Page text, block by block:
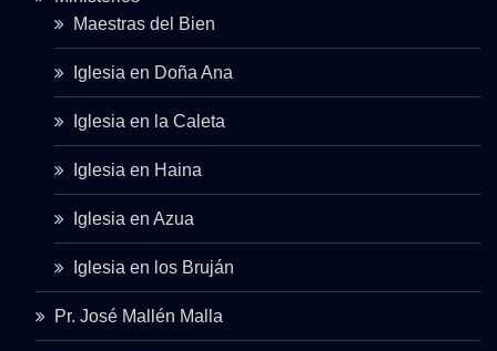
Maestras del Bien
Iglesia en Doña Ana
Iglesia en la Caleta
Iglesia en Haina
Iglesia en Azua
Iglesia en los Bruján
Pr. José Mallén Malla